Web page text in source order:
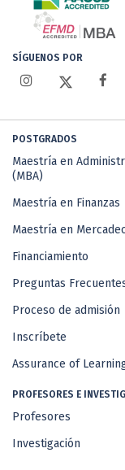
SÍGUENOS POR
POSTGRADOS
Maestría en
(MBA)
Maestría en Finanzas
Maestría en
Financiamiento
Preguntas
Proceso de admisión
Inscríbete
Assurance of
PROFESORES E
Profesores
Investigación